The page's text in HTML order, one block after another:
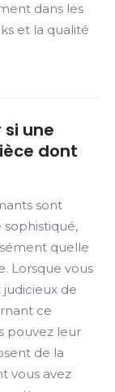
dans les
et la qualité
une
dont
sont
quelle
Lorsque vous
de
ce
pouvez leur
de la
vous avez